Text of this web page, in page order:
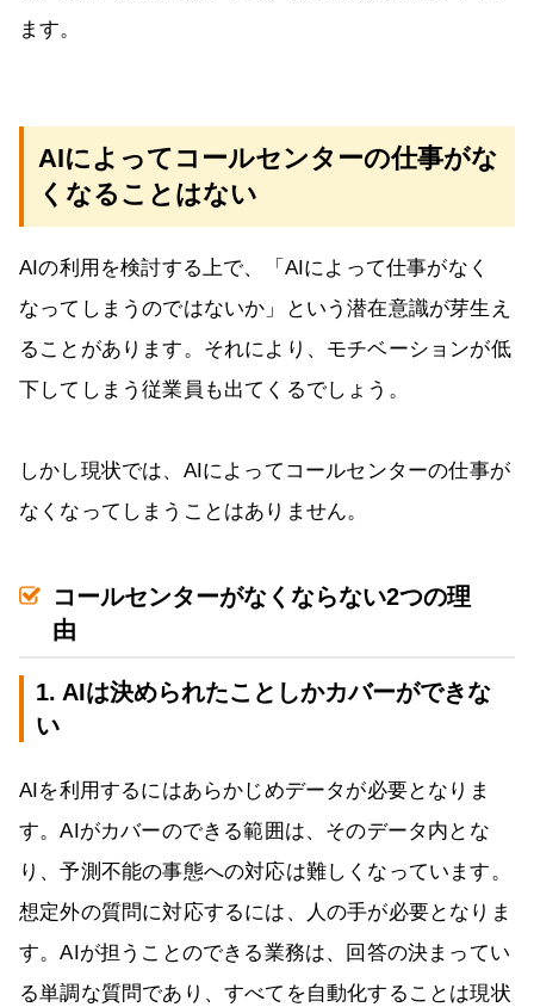
ます。
AIによってコールセンターの仕事がな
くなることはない
AIの利用を検討する上で、「AIによって仕事がなく
なってしまうのではないか」という潜在意識が芽生え
ることがあります。それにより、モチベーションが低
下してしまう従業員も出てくるでしょう。
しかし現状では、AIによってコールセンターの仕事が
なくなってしまうことはありません。
コールセンターがなくならない2つの理
由
1. AIは決められたことしかカバーができな
い
AIを利用するにはあらかじめデータが必要となりま
す。AIがカバーのできる範囲は、そのデータ内とな
り、予測不能の事態への対応は難しくなっています。
想定外の質問に対応するには、人の手が必要となりま
す。AIが担うことのできる業務は、回答の決まってい
る単調な質問であり、すべてを自動化することは現状